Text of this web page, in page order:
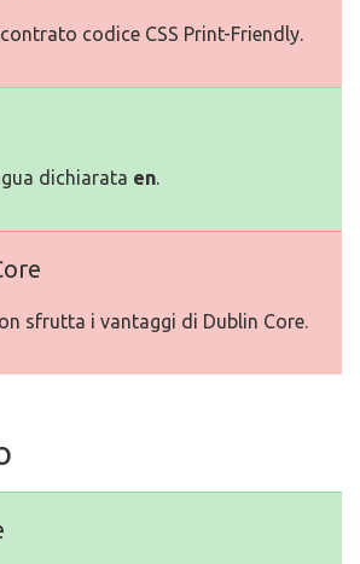
codice CSS Print-Friendly.
dichiarata en.
sfrutta i vantaggi di Dublin Core.